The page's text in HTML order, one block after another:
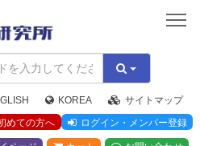
矢
野
経
済
研
究
所
KOREA
サイトマップ
めての方へ
ログイン・メンバー登録